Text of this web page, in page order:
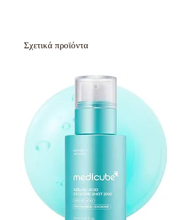
Σχετικά προϊόντα